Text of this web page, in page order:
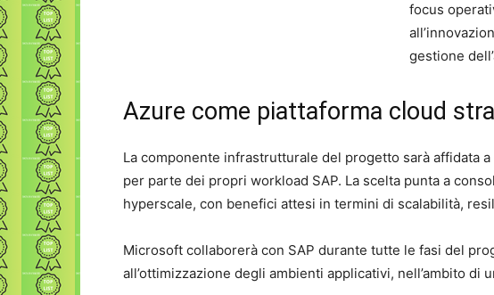
focus
gestione
Azure come piattaforma cloud
La componente infrastrutturale del progetto sarà affidata
per parte dei propri workload SAP. La scelta punta a
hyperscale, con benefici attesi in termini di scalabilità,
Microsoft collaborerà con SAP durante tutte le fasi del
all’ottimizzazione degli ambienti applicativi, nell’ambito di